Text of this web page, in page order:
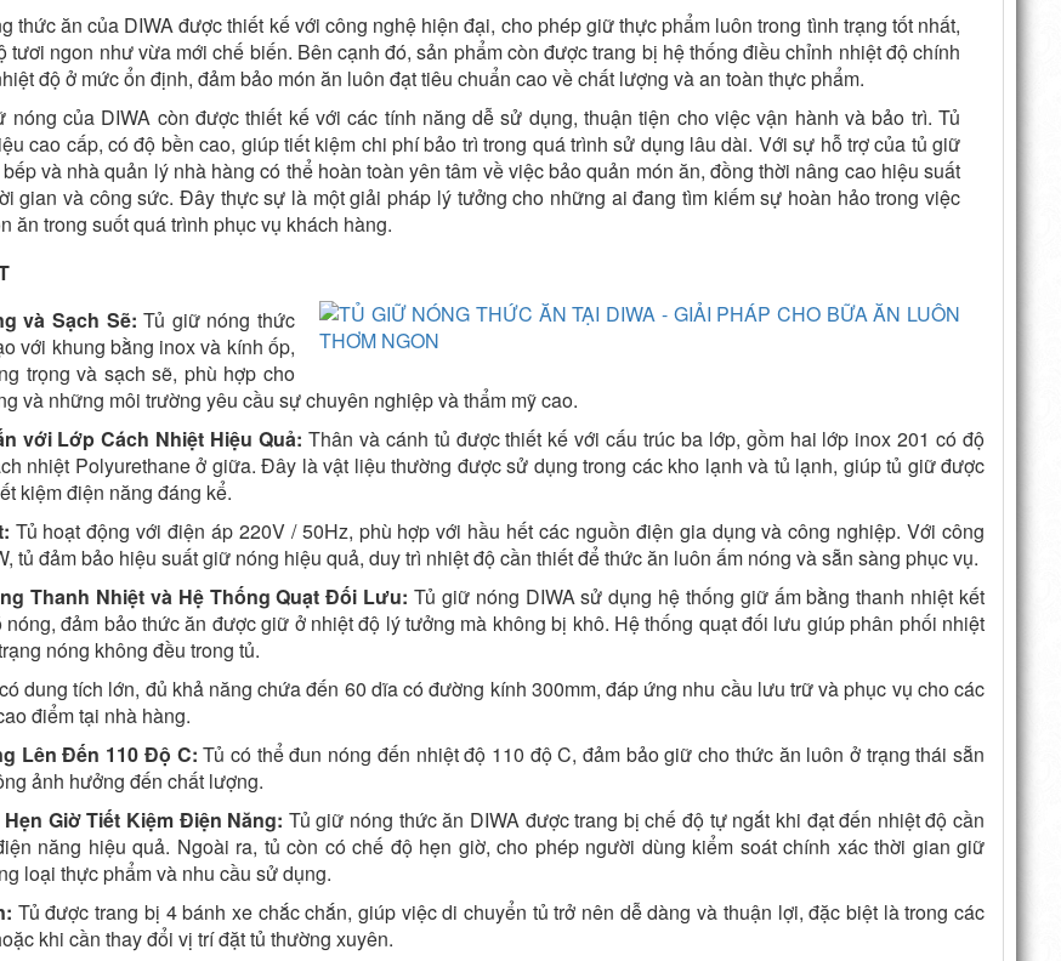
thức ăn của DIWA được thiết kế với công nghệ hiện đại, cho phép giữ thực phẩm luôn trong tình trạng tốt nhất,
tươi ngon như vừa mới chế biến. Bên cạnh đó, sản phẩm còn được trang bị hệ thống điều chỉnh nhiệt độ chính
độ ở mức ổn định, đảm bảo món ăn luôn đạt tiêu chuẩn cao về chất lượng và an toàn thực phẩm.
của DIWA còn được thiết kế với các tính năng dễ sử dụng, thuận tiện cho việc vận hành và bảo trì. Tủ
cao cấp, có độ bền cao, giúp tiết kiệm chi phí bảo trì trong quá trình sử dụng lâu dài. Với sự hỗ trợ của tủ giữ
và nhà quản lý nhà hàng có thể hoàn toàn yên tâm về việc bảo quản món ăn, đồng thời nâng cao hiệu suất
gian và công sức. Đây thực sự là một giải pháp lý tưởng cho những ai đang tìm kiếm sự hoàn hảo trong việc
ăn trong suốt quá trình phục vụ khách hàng.
và Sạch Sẽ: Tủ giữ nóng thức
với khung bằng inox và kính ốp,
trọng và sạch sẽ, phù hợp cho
và những môi trường yêu cầu sự chuyên nghiệp và thẩm mỹ cao.
với Lớp Cách Nhiệt Hiệu Quả: Thân và cánh tủ được thiết kế với cấu trúc ba lớp, gồm hai lớp inox 201 có độ
nhiệt Polyurethane ở giữa. Đây là vật liệu thường được sử dụng trong các kho lạnh và tủ lạnh, giúp tủ giữ được
kiệm điện năng đáng kể.
Tủ hoạt động với điện áp 220V / 50Hz, phù hợp với hầu hết các nguồn điện gia dụng và công nghiệp. Với công
tủ đảm bảo hiệu suất giữ nóng hiệu quả, duy trì nhiệt độ cần thiết để thức ăn luôn ấm nóng và sẵn sàng phục vụ.
Thanh Nhiệt và Hệ Thống Quạt Đối Lưu: Tủ giữ nóng DIWA sử dụng hệ thống giữ ấm bằng thanh nhiệt kết
đảm bảo thức ăn được giữ ở nhiệt độ lý tưởng mà không bị khô. Hệ thống quạt đối lưu giúp phân phối nhiệt
nóng không đều trong tủ.
dung tích lớn, đủ khả năng chứa đến 60 dĩa có đường kính 300mm, đáp ứng nhu cầu lưu trữ và phục vụ cho các
điểm tại nhà hàng.
Lên Đến 110 Độ C: Tủ có thể đun nóng đến nhiệt độ 110 độ C, đảm bảo giữ cho thức ăn luôn ở trạng thái sẵn
ảnh hưởng đến chất lượng.
Giờ Tiết Kiệm Điện Năng: Tủ giữ nóng thức ăn DIWA được trang bị chế độ tự ngắt khi đạt đến nhiệt độ cần
năng hiệu quả. Ngoài ra, tủ còn có chế độ hẹn giờ, cho phép người dùng kiểm soát chính xác thời gian giữ
loại thực phẩm và nhu cầu sử dụng.
Tủ được trang bị 4 bánh xe chắc chắn, giúp việc di chuyển tủ trở nên dễ dàng và thuận lợi, đặc biệt là trong các
khi cần thay đổi vị trí đặt tủ thường xuyên.